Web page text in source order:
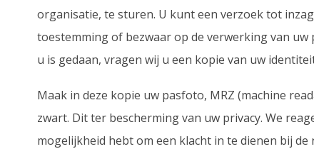
organisatie, te sturen. U kunt een verzoek tot
toestemming of bezwaar op de verwerking van
u is gedaan, vragen wij u een kopie van uw
Maak in deze kopie uw pasfoto, MRZ (machine
zwart. Dit ter bescherming van uw privacy. We
mogelijkheid hebt om een klacht in te dienen bij